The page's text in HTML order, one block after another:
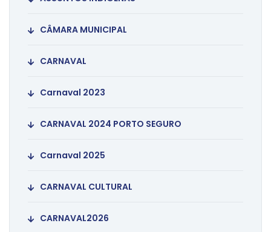
CÂMARA MUNICIPAL
CARNAVAL
Carnaval 2023
CARNAVAL 2024 PORTO SEGURO
Carnaval 2025
CARNAVAL CULTURAL
CARNAVAL2026